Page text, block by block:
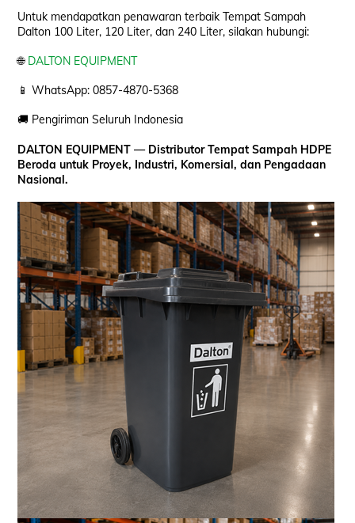
Untuk mendapatkan penawaran terbaik Tempat Sampah
Dalton 100 Liter, 120 Liter, dan 240 Liter, silakan hubungi:
🌐 DALTON EQUIPMENT
📱 WhatsApp: 0857-4870-5368
🚚 Pengiriman Seluruh Indonesia
DALTON EQUIPMENT — Distributor Tempat Sampah HDPE
Beroda untuk Proyek, Industri, Komersial, dan Pengadaan
Nasional.